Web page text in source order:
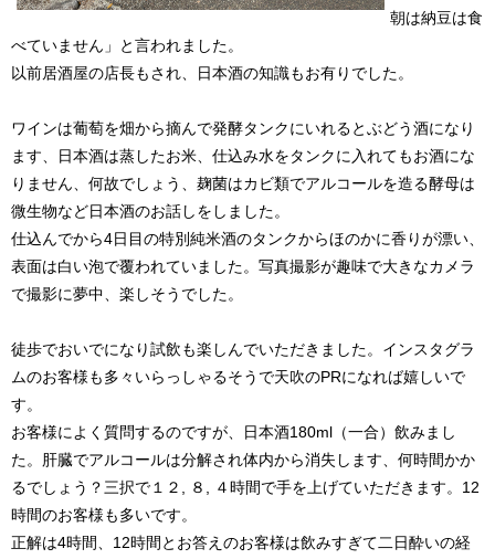
朝は納豆は食
べていません」と言われました。
以前居酒屋の店長もされ、日本酒の知識もお有りでした。
ワインは葡萄を畑から摘んで発酵タンクにいれるとぶどう酒になり
ます、日本酒は蒸したお米、仕込み水をタンクに入れてもお酒にな
りません、何故でしょう、麹菌はカビ類でアルコールを造る酵母は
微生物など日本酒のお話しをしました。
仕込んでから4日目の特別純米酒のタンクからほのかに香りが漂い、
表面は白い泡で覆われていました。写真撮影が趣味で大きなカメラ
で撮影に夢中、楽しそうでした。
徒歩でおいでになり試飲も楽しんでいただきました。インスタグラ
ムのお客様も多々いらっしゃるそうで天吹のPRになれば嬉しいで
す。
お客様によく質問するのですが、日本酒180ml（一合）飲みまし
た。肝臓でアルコールは分解され体内から消失します、何時間かか
るでしょう？三択で１２, ８, ４時間で手を上げていただきます。12
時間のお客様も多いです。
正解は4時間、12時間とお答えのお客様は飲みすぎて二日酔いの経